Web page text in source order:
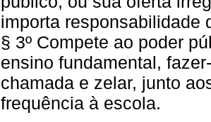
importa responsabilidade
§ 3º Compete ao poder
ensino fundamental,
chamada e zelar, junto
frequência à escola.